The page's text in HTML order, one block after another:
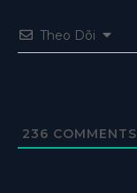
Theo Dõi
236 COMMENTS